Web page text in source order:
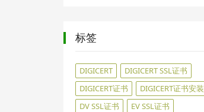
标签
DIGICERT
DIGICERT SSL证书
DIGICERT证书
DIGICERT证书安装
DV SSL证书
EV SSL证书